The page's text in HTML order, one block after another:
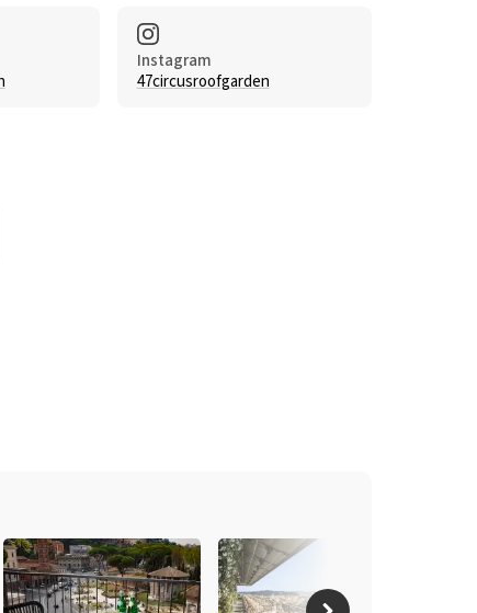
Instagram
47circusroofgarden